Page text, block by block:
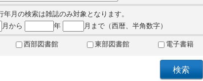
年月の検索は雑誌のみ対象となります。
月から 年 月まで（西暦、半角数字）
西部図書館 東部図書館 電子書籍